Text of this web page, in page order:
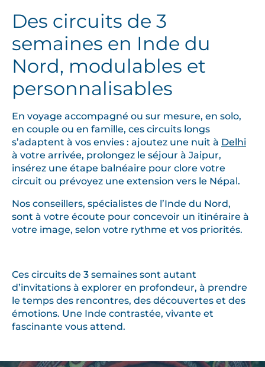
Des circuits de 3
semaines en Inde du
Nord, modulables et
personnalisables
En voyage accompagné ou sur mesure, en solo,
en couple ou en famille, ces circuits longs
s’adaptent à vos envies : ajoutez une nuit à Delhi
à votre arrivée, prolongez le séjour à Jaipur,
insérez une étape balnéaire pour clore votre
circuit ou prévoyez une extension vers le Népal.
Nos conseillers, spécialistes de l’Inde du Nord,
sont à votre écoute pour concevoir un itinéraire à
votre image, selon votre rythme et vos priorités.
Ces circuits de 3 semaines sont autant
d’invitations à explorer en profondeur, à prendre
le temps des rencontres, des découvertes et des
émotions. Une Inde contrastée, vivante et
fascinante vous attend.